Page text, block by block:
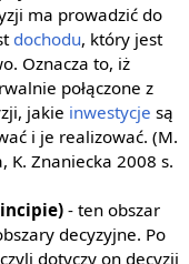
ma prowadzić do
dochodu, który jest
Oznacza to, iż
połączone z
jakie inwestycje są
i je realizować. (M.
K. Znaniecka 2008 s.
- ten obszar
decyzyjne. Po
dotyczy on decyzji